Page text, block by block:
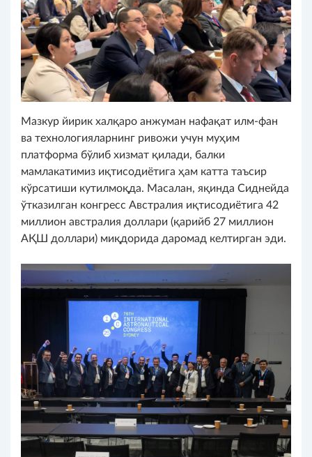
Мазкур йирик халқаро анжуман нафақат илм-фан
ва технологияларнинг ривожи учун муҳим
платформа бўлиб хизмат қилади, балки
мамлакатимиз иқтисодиётига ҳам катта таъсир
кўрсатиши кутилмоқда. Масалан, яқинда Сиднейда
ўтказилган конгресс Австралия иқтисодиётига 42
миллион австралия доллари (қарийб 27 миллион
АҚШ доллари) миқдорида даромад келтирган эди.